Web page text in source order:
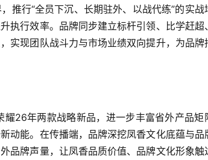
推行“全员下沉、长期驻外、以战代练”的实战
执行效率。品牌同步建立标杆引领、比学赶超
实现团队战斗力与市场业绩双向提升，为品牌
26年两款战略新品，进一步丰富省外产品矩
动能。在传播端，品牌深挖凤香文化底蕴与品
品牌声量，让凤香品质价值、品牌文化形象触